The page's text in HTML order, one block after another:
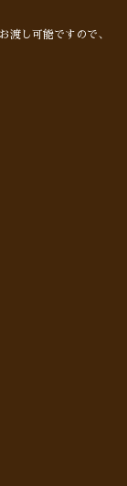
渡し可能ですので、